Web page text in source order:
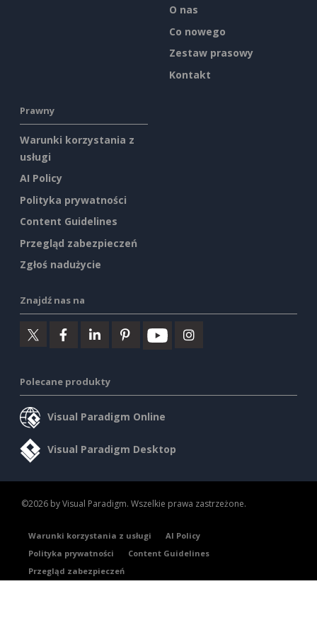
O nas
Co nowego
Zestaw prasowy
Kontakt
Prawny
Warunki korzystania z
usługi
AI Policy
Polityka prywatności
Content Guidelines
Przegląd zabezpieczeń
Zgłoś nadużycie
Znajdź nas na
Polecane produkty
Visual Paradigm Online
Visual Paradigm Desktop
©2026 by Visual Paradigm. Wszelkie prawa zastrzeżone.
Warunki korzystania z usługi
AI Policy
Polityka prywatności
Content Guidelines
Przegląd zabezpieczeń